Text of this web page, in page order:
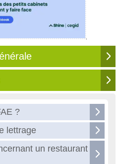
?
lettrage
un restaurant